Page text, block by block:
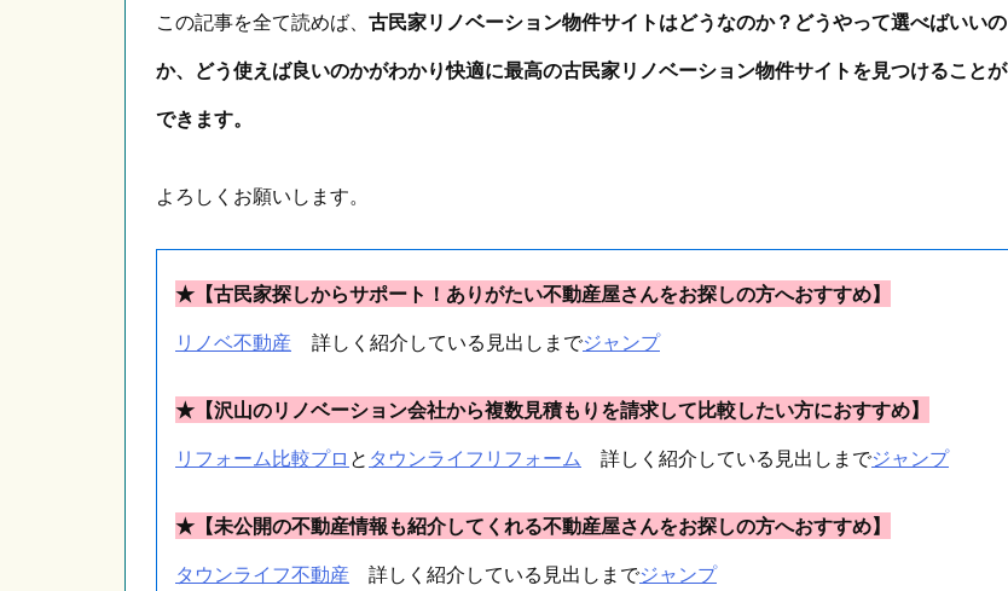
この記事を全て読めば、 古民家リノベーション物件サイトはどうなのか？どうやって選べばいいの
か、どう使えば良いのかがわかり快適に最高の古民家リノベーション物件サイトを見つけることが
できます。
よろしくお願いします。
★【古民家探しからサポート！ありがたい不動産屋さんをお探しの方へおすすめ】
リノベ不動産 詳しく紹介している見出しまでジャンプ
★【沢山のリノベーション会社から複数見積もりを請求して比較したい方におすすめ】
リフォーム比較プロ と タウンライフリフォーム 詳しく紹介している見出しまでジャンプ
★【未公開の不動産情報も紹介してくれる不動産屋さんをお探しの方へおすすめ】
タウンライフ不動産 詳しく紹介している見出しまでジャンプ